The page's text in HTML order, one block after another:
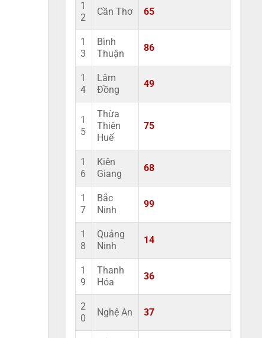
1
2
Cần Thơ 65
1
3
Bình
Thuận
86
1
4
Lâm
Đồng
49
1
5
Thừa
Thiên
Huế
75
1
6
Kiên
Giang
68
1
7
Bắc
Ninh
99
1
8
Quảng
Ninh
14
1
9
Thanh
Hóa
36
2
0
Nghệ An 37